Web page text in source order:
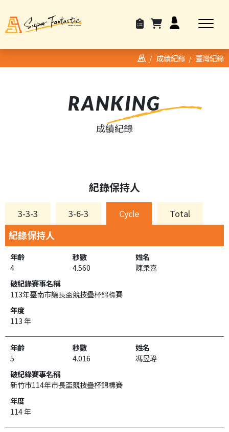
成績紀錄 臺灣紀錄
RANKING
成績紀錄
紀錄保持人
3-3-3 3-6-3 Cycle Total
紀錄保持人
4 4.560 陳柔嘉
113年臺南市議長盃競技疊杯錦標賽
113 年
5 4.016 馮昱瑋
新竹市114年市長盃競技疊杯錦標賽
114 年